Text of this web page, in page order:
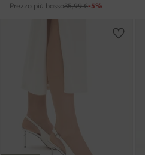
Prezzo più basso35,99 €-5%